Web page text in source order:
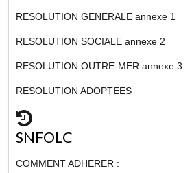
RESOLUTION GENERALE annexe 1
RESOLUTION SOCIALE annexe 2
RESOLUTION OUTRE-MER annexe 3
RESOLUTION ADOPTEES
SNFOLC
COMMENT ADHERER :